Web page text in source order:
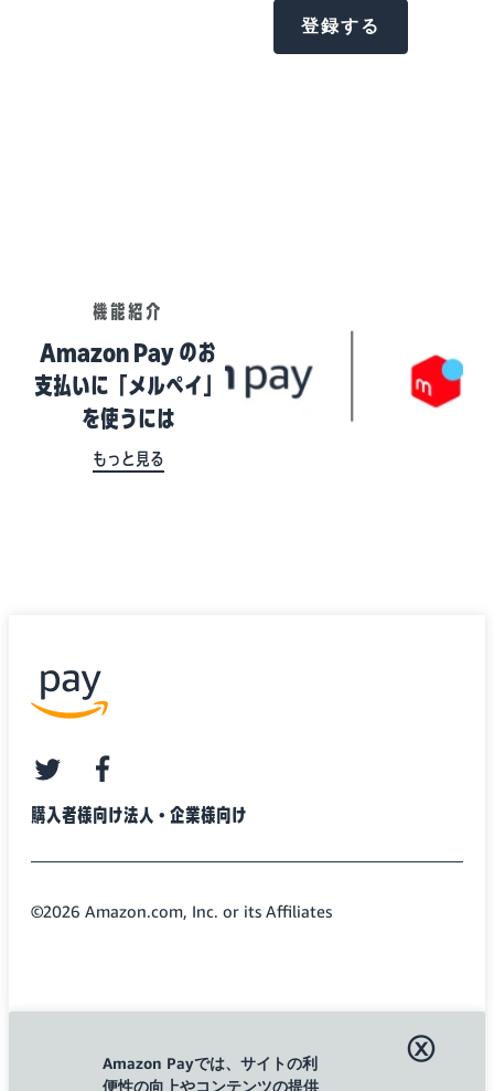
機能紹介
Amazon Pay のお
支払いに「メルぺイ」
を使うには
もっと見る
購入者様向け法人・企業様向け
twitterfacebook
©2026 Amazon.com, Inc. or its Affiliates
Amazon Payでは、サイトの利
便性の向上やコンテンツの提供
ⓧ